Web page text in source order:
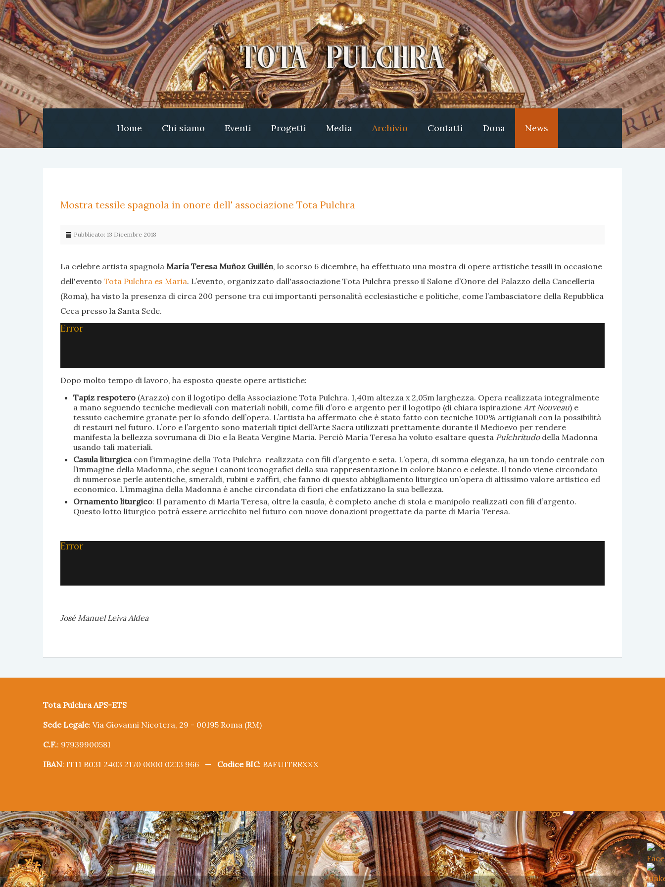
Home Chi siamo Eventi Progetti Media Archivio Contatti Dona News
Mostra tessile spagnola in onore dell' associazione Tota Pulchra
Pubblicato: 13 Dicembre 2018
La celebre artista spagnola María Teresa Muñoz Guillén, lo scorso 6 dicembre, ha effettuato una mostra di opere artistiche tessili in occasione
dell'evento Tota Pulchra es Maria. L’evento, organizzato dall'associazione Tota Pulchra presso il Salone d’Onore del Palazzo della Cancelleria
(Roma), ha visto la presenza di circa 200 persone tra cui importanti personalità ecclesiastiche e politiche, come l’ambasciatore della Repubblica
Ceca presso la Santa Sede.
Error
Dopo molto tempo di lavoro, ha esposto queste opere artistiche:
Tapiz respotero(Arazzo) con il logotipo della Associazione Tota Pulchra. 1,40m altezza x 2,05m larghezza. Opera realizzata integralmente
a mano seguendo tecniche medievali con materiali nobili, come fili d’oro e argento per il logotipo (di chiara ispirazione Art Nouveau) e
tessuto cachemire granate per lo sfondo dell’opera. L’artista ha affermato che è stato fatto con tecniche 100% artigianali con la possibilità
di restauri nel futuro. L’oro e l’argento sono materiali tipici dell’Arte Sacra utilizzati prettamente durante il Medioevo per rendere
manifesta la bellezza sovrumana di Dio e la Beata Vergine Maria. Perciò María Teresa ha voluto esaltare questa Pulchritudo della Madonna
usando tali materiali.
Casula liturgica con l’immagine della Tota Pulchra realizzata con fili d’argento e seta. L’opera, di somma eleganza, ha un tondo centrale con
l’immagine della Madonna, che segue i canoni iconografici della sua rappresentazione in colore bianco e celeste. Il tondo viene circondato
di numerose perle autentiche, smeraldi, rubini e zaffiri, che fanno di questo abbigliamento liturgico un’opera di altissimo valore artistico ed
economico. L’immagina della Madonna è anche circondata di fiori che enfatizzano la sua bellezza.
Ornamento liturgico: Il paramento di Maria Teresa, oltre la casula, è completo anche di stola e manipolo realizzati con fili d’argento.
Questo lotto liturgico potrà essere arricchito nel futuro con nuove donazioni progettate da parte di María Teresa.
Error
José Manuel Leiva Aldea
Tota Pulchra APS-ETS
Sede Legale: Via Giovanni Nicotera, 29 - 00195 Roma (RM)
C.F.: 97939900581
IBAN: IT11 B031 2403 2170 0000 0233 966 — Codice BIC: BAFUITRRXXX